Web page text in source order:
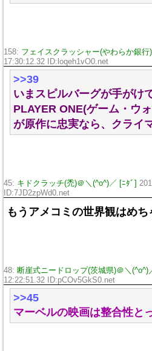
158: フェイスクラッシャー(やわらか銀行
17:30:12.32 ID:loqeh1vO0.net
>>39
いまスピルバーグが手がけ
PLAYER ONE(ゲーム・ウォ
が原作に忠実なら、クライ
45: キドクラッチ(禿)＠＼(^o^)／ [ﾆﾀﾞ]
ID:7JD2zpWd0.net
もうアメコミの世界観はめち
48: 断崖式ニードロップ(茨城県)＠＼(^o^)
12:22:51.32 ID:pCOv5GkS0.net
>>45
マーベルの映画は整合性と